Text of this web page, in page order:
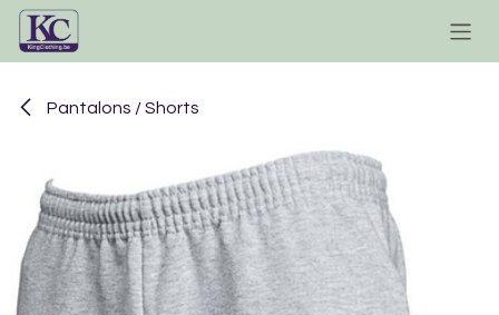
Se rendre au contenu
Pantalons / Shorts